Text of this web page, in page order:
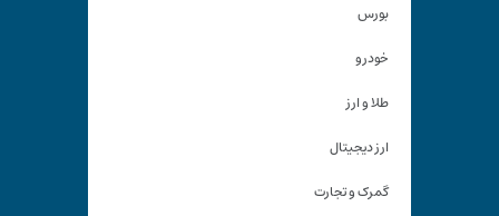
بورس
خودرو
طلا و ارز
ارز دیجیتال
گمرک و تجارت